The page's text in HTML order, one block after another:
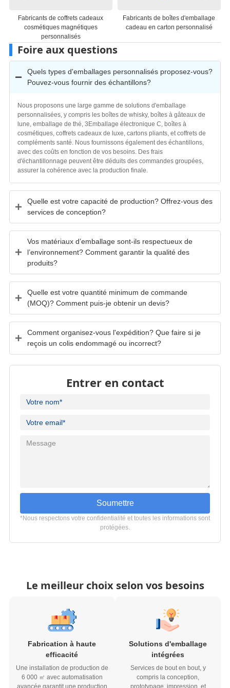
Fabricants de boîtes d'emballage
cadeau en carton personnalisé
Fabricants d'emballages de
cadeaux en papier
Foire aux questions
Quels types d'emballages personnalisés proposez-vous?
Pouvez-vous fournir des échantillons?
personnalisées, y compris les boîtes de whisky, boîtes à gâteaux de
lune, emballage de thé, 3Emballage électronique C, boîtes à
cosmétiques, coffrets cadeaux de luxe, cartons pliants, et coffrets de
compléments santé. Nous fournissons également des échantillons,
avec des coûts en fonction de vos besoins. Des frais
d'échantillonnage peuvent être déduits des commandes groupées,
assurer la cohérence avec la production finale.
Quelle est votre capacité de production? Offrez-vous des
services de conception?
Vos matériaux d’emballage sont-ils respectueux de
l’environnement? Comment garantir la qualité des
produits?
Quelle est votre quantité minimum de commande
(MOQ)? Comment puis-je obtenir un devis?
Comment organisez-vous l'expédition? Que faire si je
reçois un colis endommagé ou incorrect?
Soumettre
*Nous respectons votre confidentialité et toutes les informations sont
protégées.
Le meilleur choix selon vos besoins
efficacité
6 000 ㎡ avec automatisation
avancée garantit une production
intégrées
Services de bout en bout, y
compris la conception,
prototypage, impression, et